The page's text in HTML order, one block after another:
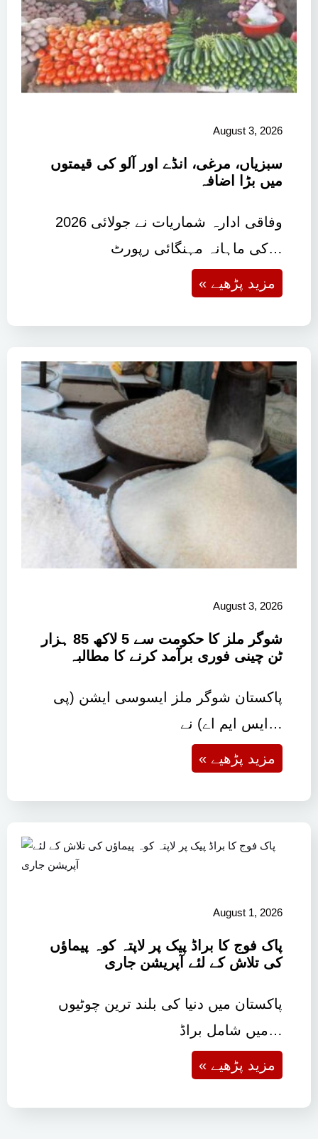
August 3, 2026
سبزیاں، مرغی، انڈے اور آلو کی قیمتوں
میں بڑا اضافہ
وفاقی ادارہ شماریات نے جولائی 2026
کی ماہانہ مہنگائی رپورٹ…
« مزید پڑھیے
August 3, 2026
شوگر ملز کا حکومت سے 5 لاکھ 85 ہزار
ٹن چینی فوری برآمد کرنے کا مطالبہ
پاکستان شوگر ملز ایسوسی ایشن (پی
ایس ایم اے) نے…
« مزید پڑھیے
August 1, 2026
پاک فوج کا براڈ پیک پر لاپتہ کوہ پیماؤں
کی تلاش کے لئے آپریشن جاری
پاکستان میں دنیا کی بلند ترین چوٹیوں
میں شامل براڈ…
« مزید پڑھیے